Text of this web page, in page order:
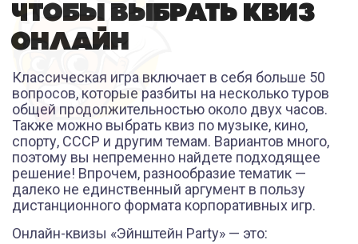
ЧТОБЫ ВЫБРАТЬ КВИЗ
ОНЛАЙН
Классическая игра включает в себя больше 50
вопросов, которые разбиты на несколько туров
общей продолжительностью около двух часов.
Также можно выбрать квиз по музыке, кино,
спорту, СССР и другим темам. Вариантов много,
поэтому вы непременно найдете подходящее
решение! Впрочем, разнообразие тематик —
далеко не единственный аргумент в пользу
дистанционного формата корпоративных игр.
Онлайн-квизы «Эйнштейн Party» — это: